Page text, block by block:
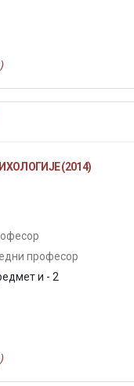
(2014)
професор
и - 2